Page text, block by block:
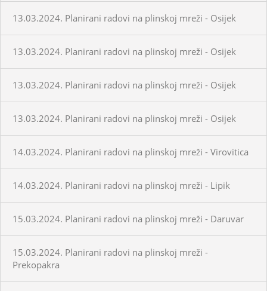
13.03.2024. Planirani radovi na plinskoj mreži - Osijek
13.03.2024. Planirani radovi na plinskoj mreži - Osijek
13.03.2024. Planirani radovi na plinskoj mreži - Osijek
13.03.2024. Planirani radovi na plinskoj mreži - Osijek
14.03.2024. Planirani radovi na plinskoj mreži - Virovitica
14.03.2024. Planirani radovi na plinskoj mreži - Lipik
15.03.2024. Planirani radovi na plinskoj mreži - Daruvar
15.03.2024. Planirani radovi na plinskoj mreži -
Prekopakra